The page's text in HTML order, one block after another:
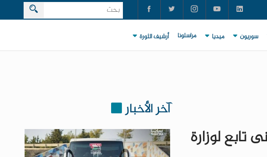
سوريون ميديا مراسلونا أرشيف الثورة
تابع لوزارة
آخر الأخبار